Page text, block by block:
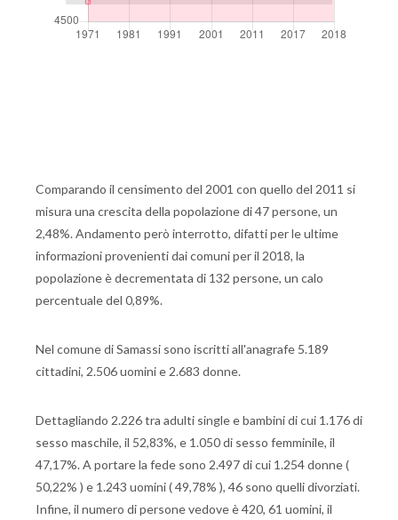
Comparando il censimento del 2001 con quello del 2011 si
misura una crescita della popolazione di 47 persone, un
2,48%. Andamento però interrotto, difatti per le ultime
informazioni provenienti dai comuni per il 2018, la
popolazione è decrementata di 132 persone, un calo
percentuale del 0,89%.
Nel comune di Samassi sono iscritti all'anagrafe 5.189
cittadini, 2.506 uomini e 2.683 donne.
Dettagliando 2.226 tra adulti single e bambini di cui 1.176 di
sesso maschile, il 52,83%, e 1.050 di sesso femminile, il
47,17%. A portare la fede sono 2.497 di cui 1.254 donne (
50,22% ) e 1.243 uomini ( 49,78% ), 46 sono quelli divorziati.
Infine, il numero di persone vedove è 420, 61 uomini, il